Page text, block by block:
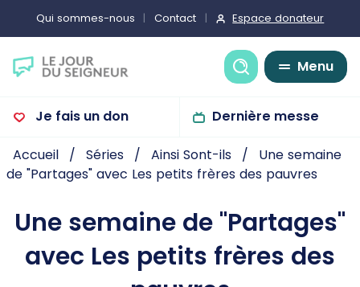
Qui sommes-nous Contact Espace donateur
Recherche
Menu
Je fais un don Dernière messe
Accueil Séries Ainsi Sont-ils
Une semaine
de "Partages" avec Les petits frères des pauvres
Une semaine de "Partages"
avec Les petits frères des